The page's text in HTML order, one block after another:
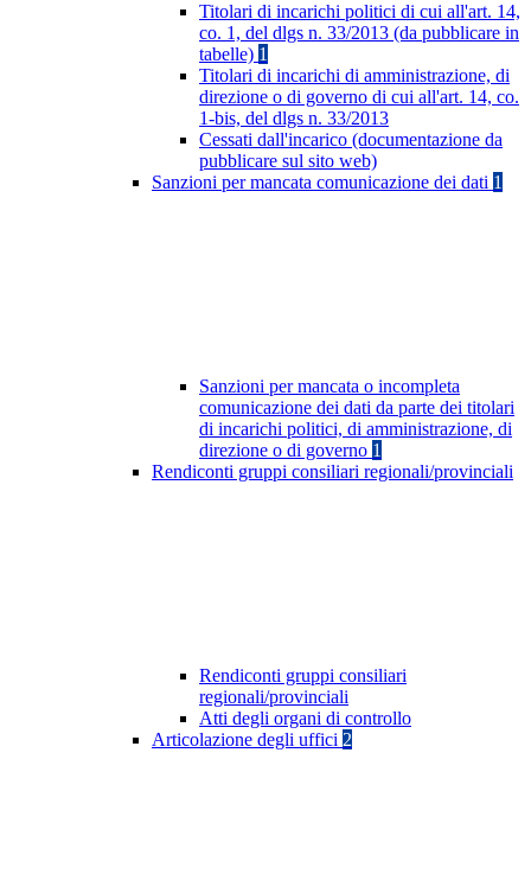
Titolari di incarichi politici di cui all'art. 14,
co. 1, del dlgs n. 33/2013 (da pubblicare in
tabelle) 1
Titolari di incarichi di amministrazione, di
direzione o di governo di cui all'art. 14, co.
1-bis, del dlgs n. 33/2013
Cessati dall'incarico (documentazione da
pubblicare sul sito web)
Sanzioni per mancata comunicazione dei dati 1
Sanzioni per mancata o incompleta
comunicazione dei dati da parte dei titolari
di incarichi politici, di amministrazione, di
direzione o di governo 1
Rendiconti gruppi consiliari regionali/provinciali
Rendiconti gruppi consiliari
regionali/provinciali
Atti degli organi di controllo
Articolazione degli uffici 2